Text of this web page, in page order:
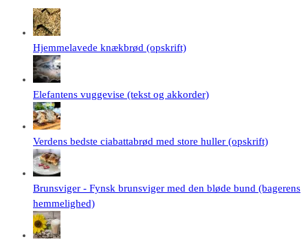
Hjemmelavede knækbrød (opskrift)
Elefantens vuggevise (tekst og akkorder)
Verdens bedste ciabattabrød med store huller (opskrift)
Brunsviger - Fynsk brunsviger med den bløde bund (bagerens
hemmelighed)